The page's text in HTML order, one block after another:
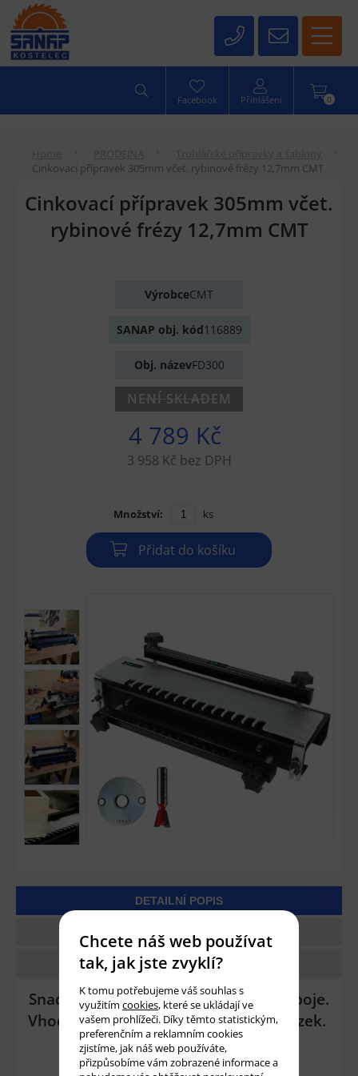
0
Facebook Přihlášení
Cinkovací přípravek 305mm včet. rybinové frézy 12,7mm CMT
Cinkovací přípravek 305mm včet.
rybinové frézy 12,7mm CMT
VýrobceCMT
SANAP obj. kód116889
Obj. názevFD300
NENÍ SKLADEM
4 789 Kč
3 958 Kč bez DPH
Množství: ks
Přidat do košíku
DETAILNÍ POPIS
DOTAZ
Snadno a rychle vyrobíte elegantní spoje.
Vhodné pro všechny typy horních frézek.
• Dvě velikosti přípravku.
• Pevné ocelové tělo.
Chcete náš web používat
tak, jak jste zvyklí?
K tomu potřebujeme váš souhlas s
využitím cookies, které se ukládají ve
vašem prohlížeči. Díky těmto statistickým,
preferenčním a reklamním cookies
zjistíme, jak náš web používáte,
přizpůsobíme vám zobrazené informace a